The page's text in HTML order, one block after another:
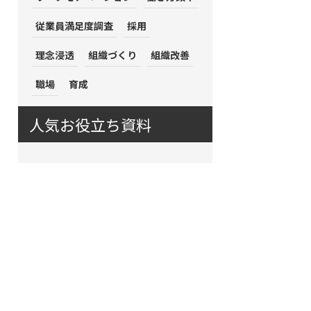
従業員満足度調査 採用
理念浸透 組織づくり 組織改善
職場 育成
人気お役立ち資料